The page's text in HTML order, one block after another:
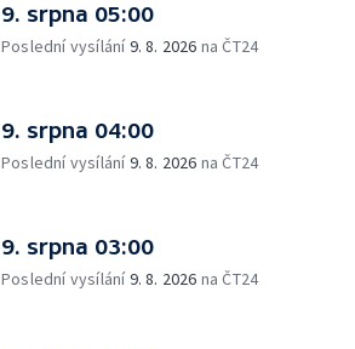
9. srpna 05:00
Poslední vysílání9. 8. 2026 na ČT24
9. srpna 04:00
Poslední vysílání9. 8. 2026 na ČT24
9. srpna 03:00
Poslední vysílání9. 8. 2026 na ČT24